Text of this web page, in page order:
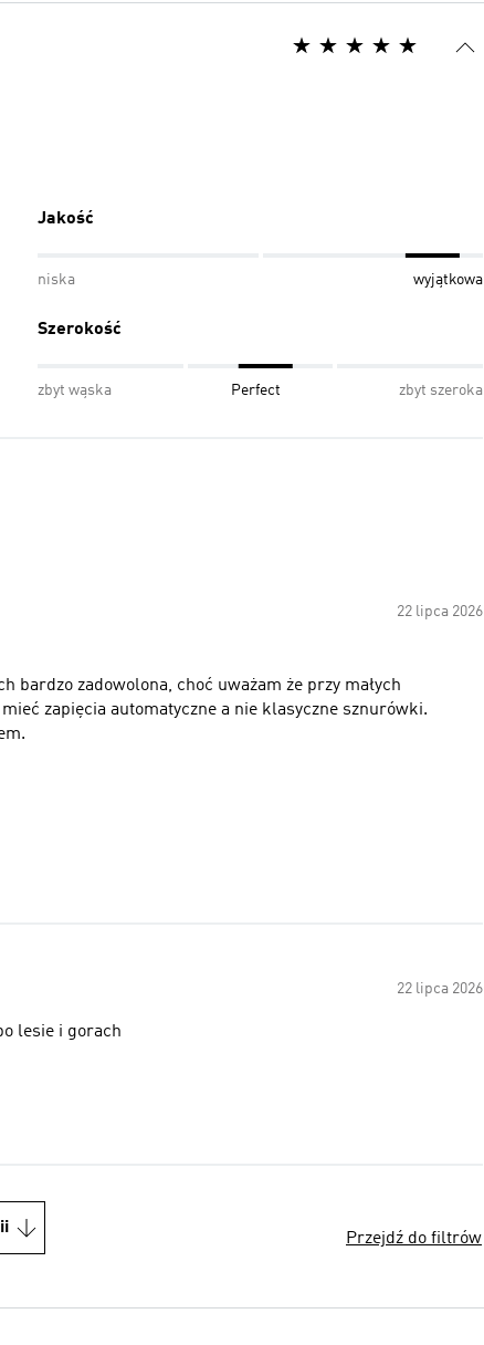
Jakość
niska wyjątkowa
Szerokość
zbyt wąska Perfect zbyt szeroka
22 lipca 2026
bardzo zadowolona, choć uważam że przy małych
zapięcia automatyczne a nie klasyczne sznurówki.
22 lipca 2026
na spacery po lesie i gorach
Przejdź do filtrów